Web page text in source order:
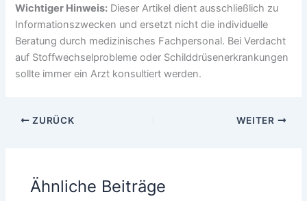
Wichtiger Hinweis: Dieser Artikel dient ausschließlich zu
Informationszwecken und ersetzt nicht die individuelle
Beratung durch medizinisches Fachpersonal. Bei Verdacht
auf Stoffwechselprobleme oder Schilddrüsenerkrankungen
sollte immer ein Arzt konsultiert werden.
ZURÜCK WEITER
Ähnliche Beiträge